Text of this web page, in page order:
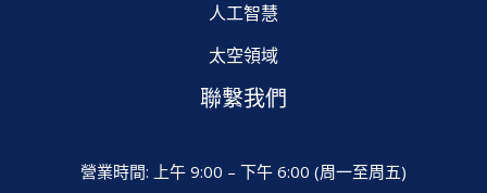
人工智慧
太空領域
聯繫我們
營業時間: 上午 9:00 – 下午 6:00 (周一至周五)